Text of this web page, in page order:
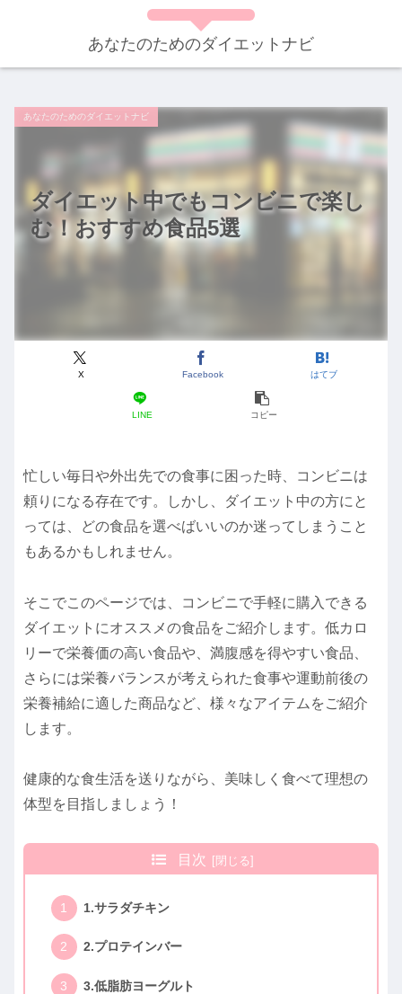
あなたのためのダイエットナビ
ダイエット中でもコンビニで楽し
む！おすすめ食品5選
あなたのためのダイエットナビ
X Facebook はてブ
LINE コピー
忙しい毎日や外出先での食事に困った時、コンビニは
頼りになる存在です。しかし、ダイエット中の方にと
っては、どの食品を選べばいいのか迷ってしまうこと
もあるかもしれません。
そこでこのページでは、コンビニで手軽に購入できる
ダイエットにオススメの食品をご紹介します。低カロ
リーで栄養価の高い食品や、満腹感を得やすい食品、
さらには栄養バランスが考えられた食事や運動前後の
栄養補給に適した商品など、様々なアイテムをご紹介
します。
健康的な食生活を送りながら、美味しく食べて理想の
体型を目指しましょう！
目次
1.サラダチキン
2.プロテインバー
3.低脂肪ヨーグルト